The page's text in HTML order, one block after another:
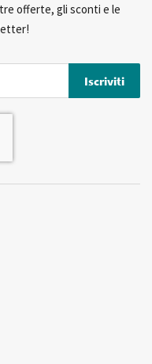
offerte, gli sconti e le
Iscriviti